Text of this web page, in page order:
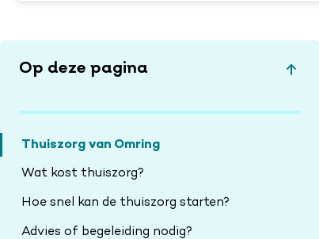
Op deze pagina
Thuiszorg van Omring
Wat kost thuiszorg?
Hoe snel kan de thuiszorg starten?
Advies of begeleiding nodig?